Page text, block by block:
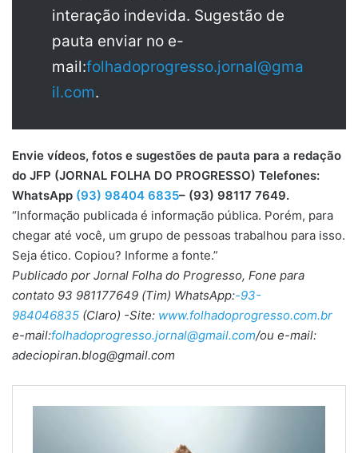
interação indevida. Sugestão de
pauta enviar no e-
mail:folhadoprogresso.jornal@gma
il.com.
Envie vídeos, fotos e sugestões de pauta para a redação
do JFP (JORNAL FOLHA DO PROGRESSO) Telefones:
WhatsApp (93) 98404 6835– (93) 98117 7649.
“Informação publicada é informação pública. Porém, para
chegar até você, um grupo de pessoas trabalhou para isso.
Seja ético. Copiou? Informe a fonte.”
Publicado por Jornal Folha do Progresso, Fone para
contato 93 981177649 (Tim) WhatsApp:-93-
984046835 (Claro) -Site: www.folhadoprogresso.com.br
e-mail:folhadoprogresso.jornal@gmail.com/ou e-mail:
adeciopiran.blog@gmail.com